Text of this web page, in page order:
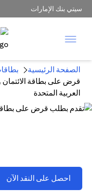
سيتي بنك الإمارات
الصفحة الرئيسية
قرض على بطاقة
العربية المتحدة
احصل على النقد الآن